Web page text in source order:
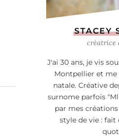
STACEY
créatrice
J'ai 30 ans, je vis
Montpellier et
natale. Créative
surnome parfois
par mes
style de vie :